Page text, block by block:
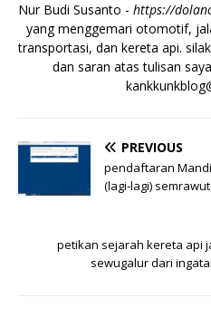
Nur Budi Susanto - https://
yang menggemari otomotif,
transportasi, dan kereta api.
dan saran atas tulisan
PREVIOUS
pendaftaran
(lagi-lagi) semrawut
petikan sejarah kereta api
sewugalur dari